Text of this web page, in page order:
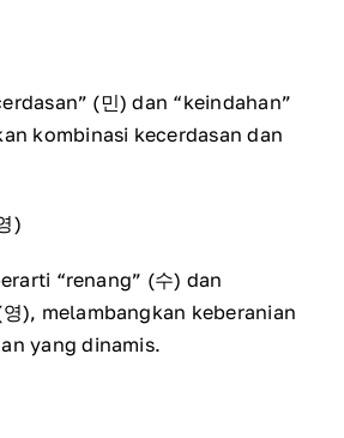
(민) dan “keindahan”
kombinasi kecerdasan dan
)
“renang” (수) dan
), melambangkan keberanian
yang dinamis.